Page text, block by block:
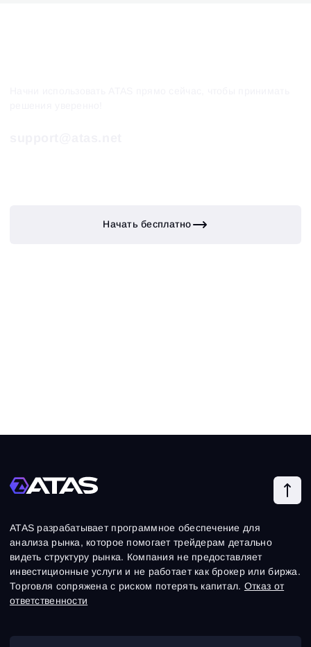
Начать бесплатно
ATAS разрабатывает программное обеспечение для
анализа рынка, которое помогает трейдерам детально
видеть структуру рынка. Компания не предоставляет
инвестиционные услуги и не работает как брокер или биржа.
Торговля сопряжена с риском потерять капитал. Отказ от
ответственности